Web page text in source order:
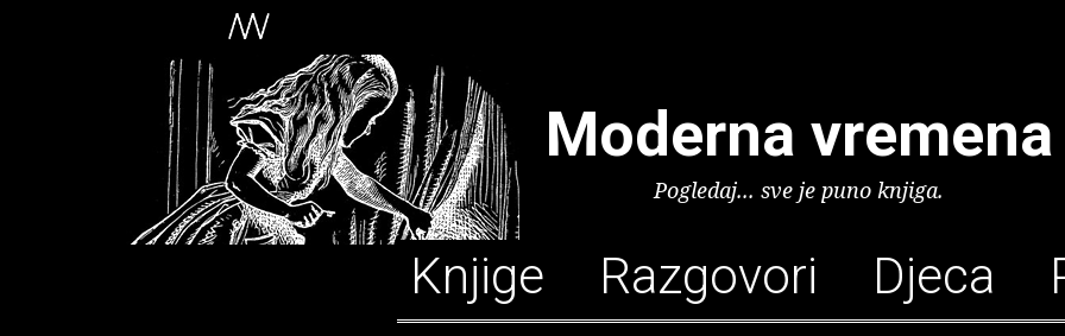
Moderna vremena
Pogledaj... sve je puno knjiga.
Knjige Razgovori Djeca